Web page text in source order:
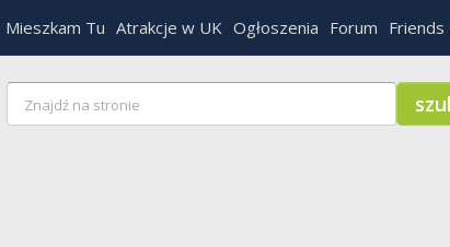
Mieszkam Tu Atrakcje w UK Ogłoszenia Forum Friends